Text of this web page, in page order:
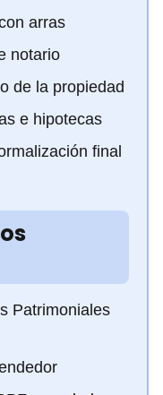
arras
notario
de la propiedad
e hipotecas
final
Patrimoniales